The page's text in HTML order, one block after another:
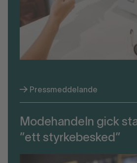
Pressmeddelande
Modehandeln gick
”ett styrkebesked”